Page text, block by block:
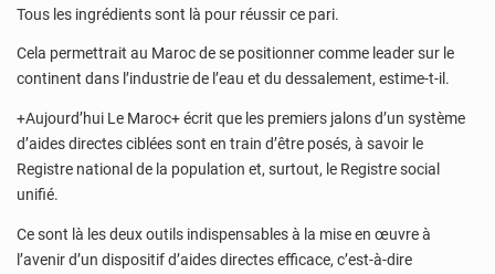
Tous les ingrédients sont là pour réussir ce pari.
Cela permettrait au Maroc de se positionner comme leader sur le
continent dans l’industrie de l’eau et du dessalement, estime-t-il.
+Aujourd’hui Le Maroc+ écrit que les premiers jalons d’un système
d’aides directes ciblées sont en train d’être posés, à savoir le
Registre national de la population et, surtout, le Registre social
unifié.
Ce sont là les deux outils indispensables à la mise en œuvre à
l’avenir d’un dispositif d’aides directes efficace, c’est-à-dire